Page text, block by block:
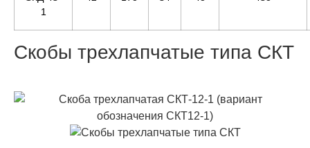
1
Скобы трехлапчатые типа СКТ